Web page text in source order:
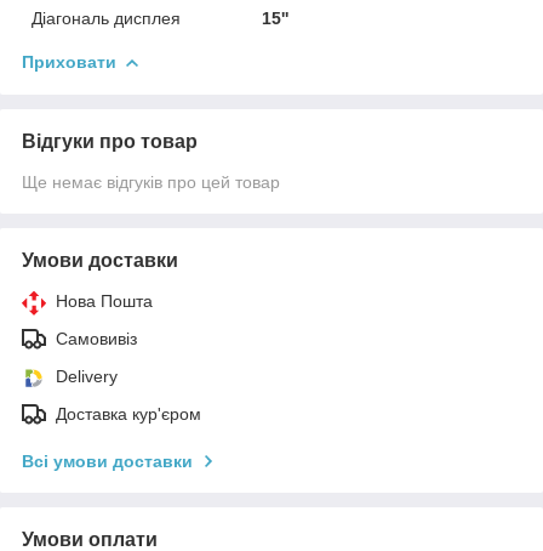
Діагональ дисплея 15''
Приховати
Відгуки про товар
Ще немає відгуків про цей товар
Умови доставки
Нова Пошта
Самовивіз
Delivery
Доставка кур'єром
Всі умови доставки
Умови оплати